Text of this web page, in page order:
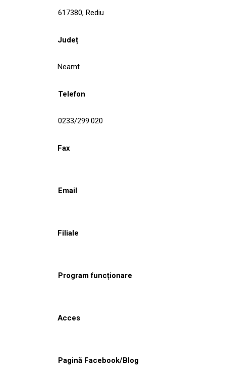
617380, Rediu
Județ
Neamt
Telefon
0233/299.020
Fax
Email
Filiale
Program funcționare
Acces
Pagină Facebook/Blog